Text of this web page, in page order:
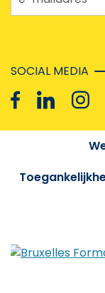
SOCIAL MEDIA